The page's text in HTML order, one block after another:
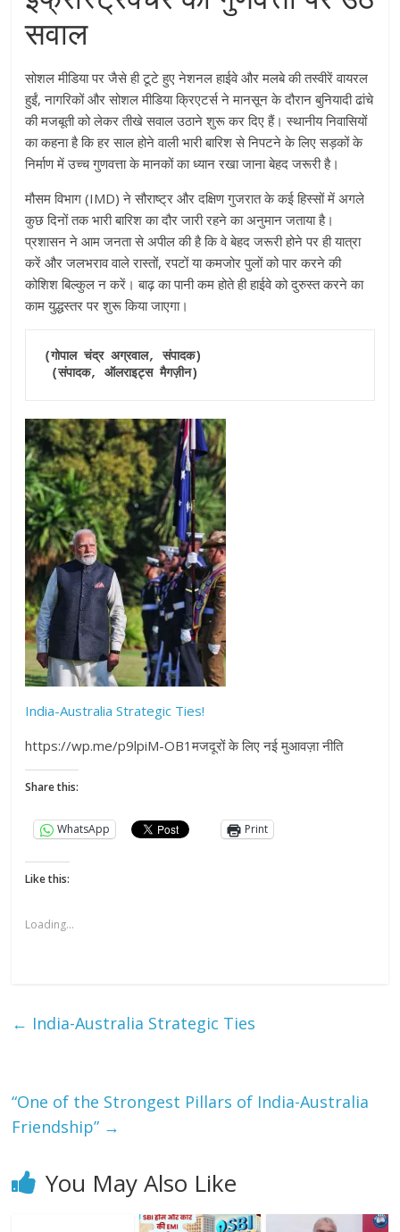
सवाल
सोशल मीडिया पर जैसे ही टूटे हुए नेशनल हाईवे और मलबे की तस्वीरें वायरल
हुईं, नागरिकों और सोशल मीडिया क्रिएटर्स ने मानसून के दौरान बुनियादी ढांचे
की मजबूती को लेकर तीखे सवाल उठाने शुरू कर दिए हैं। स्थानीय निवासियों
का कहना है कि हर साल होने वाली भारी बारिश से निपटने के लिए सड़कों के
निर्माण में उच्च गुणवत्ता के मानकों का ध्यान रखा जाना बेहद जरूरी है।
मौसम विभाग (IMD) ने सौराष्ट्र और दक्षिण गुजरात के कई हिस्सों में अगले
कुछ दिनों तक भारी बारिश का दौर जारी रहने का अनुमान जताया है।
प्रशासन ने आम जनता से अपील की है कि वे बेहद जरूरी होने पर ही यात्रा
करें और जलभराव वाले रास्तों, रपटों या कमजोर पुलों को पार करने की
कोशिश बिल्कुल न करें। बाढ़ का पानी कम होते ही हाईवे को दुरुस्त करने का
काम युद्धस्तर पर शुरू किया जाएगा।
(गोपाल चंद्र अग्रवाल, संपादक)
(संपादक, ऑलराइट्स मैगज़ीन)
India-Australia Strategic Ties!
https://wp.me/p9lpiM-OB1मजदूरों के लिए नई मुआवज़ा नीति
Share this:
WhatsApp Print
Like this:
Loading...
← India-Australia Strategic Ties
“One of the Strongest Pillars of India-Australia
Friendship” →
You May Also Like